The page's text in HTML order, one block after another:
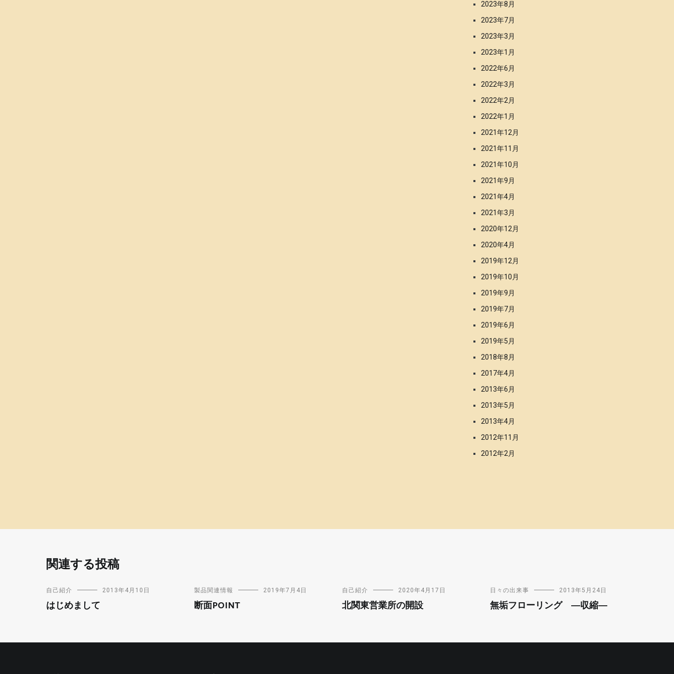
2023年8月
2023年7月
2023年3月
2023年1月
2022年6月
2022年3月
2022年2月
2022年1月
2021年12月
2021年11月
2021年10月
2021年9月
2021年4月
2021年3月
2020年12月
2020年4月
2019年12月
2019年10月
2019年9月
2019年7月
2019年6月
2019年5月
2018年8月
2017年4月
2013年6月
2013年5月
2013年4月
2012年11月
2012年2月
関連する投稿
自己紹介 2013年4月10日
はじめまして
製品関連情報 2019年7月4日
断面POINT
自己紹介 2020年4月17日
北関東営業所の開設
日々の出来事 2013年5月24日
無垢フローリング ―収縮―